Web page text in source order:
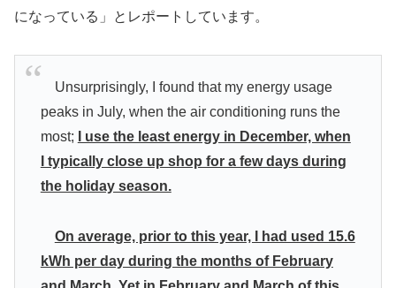
になっている」とレポートしています。
Unsurprisingly, I found that my energy usage
peaks in July, when the air conditioning runs the
most;
I use the least energy in December, when
I typically close up shop for a few days during
the holiday season.
On average, prior to this year, I had used 15.6
kWh per day during the months of February